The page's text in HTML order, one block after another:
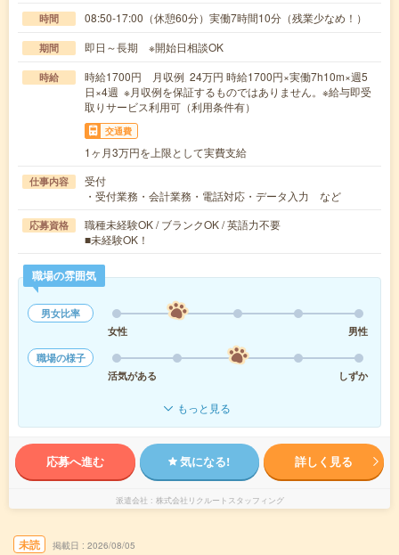
時間 08:50-17:00（休憩60分）実働7時間10分（残業少なめ！）
期間 即日～長期 ※開始日相談OK
時給
時給1700円 月収例 24万円 時給1700円×実働7h10m×週5
日×4週 ※月収例を保証するものではありません。※給与即受
取りサービス利用可（利用条件有）
交通費
1ヶ月3万円を上限として実費支給
仕事内容
受付
・受付業務・会計業務・電話対応・データ入力 など
応募資格
職種未経験OK / ブランクOK / 英語力不要
■未経験OK！
職場の雰囲気
男女比率
女性
男性
職場の様子
活気がある
しずか
もっと見る
応募へ進む 気になる! 詳しく見る
派遣会社 株式会社リクルートスタッフィング
未読 掲載日 2026/08/05